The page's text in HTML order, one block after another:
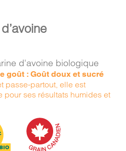
d'avoine biologique
goût : Goût doux et sucré
passe-partout, elle est
pour ses résultats humides et